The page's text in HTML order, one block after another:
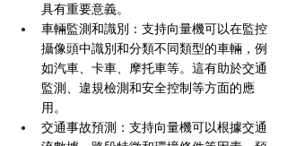
具有重要意義。
車輛監測和識別：支持向量機可以在監控
攝像頭中識別和分類不同類型的車輛，例
如汽車、卡車、摩托車等。這有助於交通
監測、違規檢測和安全控制等方面的應
用。
交通事故預測：支持向量機可以根據交通